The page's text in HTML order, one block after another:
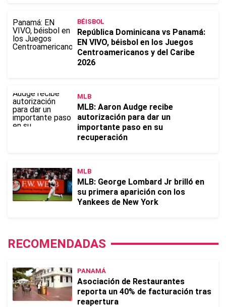
BÉISBOL
República Dominicana vs Panamá:
EN VIVO, béisbol en los Juegos
Centroamericanos y del Caribe
2026
MLB
MLB: Aaron Audge recibe
autorización para dar un
importante paso en su
recuperación
MLB
MLB: George Lombard Jr brilló en
su primera aparición con los
Yankees de New York
RECOMENDADAS
PANAMÁ
Asociación de Restaurantes
reporta un 40% de facturación tras
reapertura